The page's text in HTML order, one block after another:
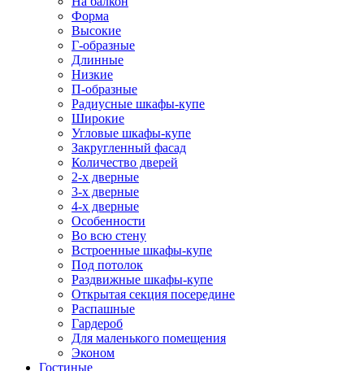
Форма
Высокие
Г-образные
Длинные
Низкие
П-образные
Радиусные шкафы-купе
Широкие
Угловые шкафы-купе
Закругленный фасад
Количество дверей
2-х дверные
3-х дверные
4-х дверные
Особенности
Во всю стену
Встроенные шкафы-купе
Под потолок
Раздвижные шкафы-купе
Открытая секция посередине
Распашные
Гардероб
Для маленького помещения
Эконом
Гостиные